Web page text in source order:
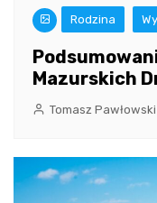
Rodzina
Mazurskich
Tomasz Pawłowski